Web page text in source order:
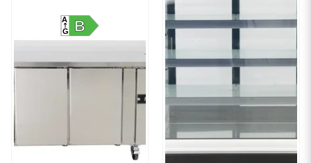
B
A
G